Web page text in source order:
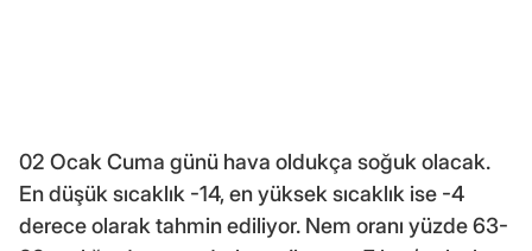
02 Ocak Cuma günü hava oldukça soğuk olacak.
En düşük sıcaklık -14, en yüksek sıcaklık ise -4
derece olarak tahmin ediliyor. Nem oranı yüzde 63-